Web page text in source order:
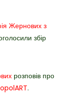
Жернових з
збір
розповів про
.